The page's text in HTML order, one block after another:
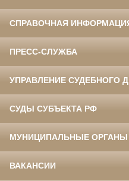
СПРАВОЧНАЯ
ПРЕСС-СЛУЖБА
УПРАВЛЕНИЕ СУДЕБНОГО
СУДЫ СУБЪЕКТА РФ
МУНИЦИПАЛЬНЫЕ ОРГАНЫ
ВАКАНСИИ